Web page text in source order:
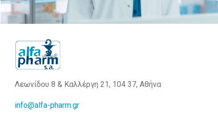
Λεωνίδου 8 & Καλλέργη 21, 104 37, Αθήνα
info@alfa-pharm.gr